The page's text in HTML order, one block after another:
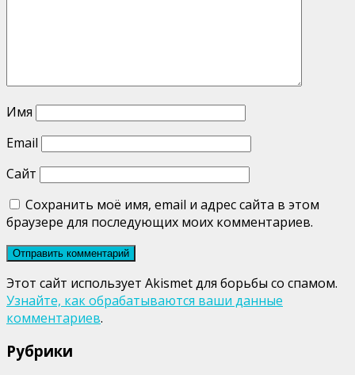
Имя
Email
Сайт
Сохранить моё имя, email и адрес сайта в этом
браузере для последующих моих комментариев.
Этот сайт использует Akismet для борьбы со спамом.
Узнайте, как обрабатываются ваши данные
комментариев.
Рубрики